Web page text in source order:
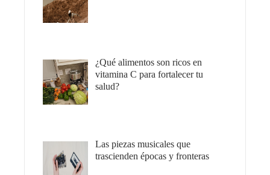
¿Qué alimentos son ricos en
vitamina C para fortalecer tu
salud?
Las piezas musicales que
trascienden épocas y fronteras